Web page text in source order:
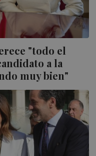
"todo el
a la
muy bien"